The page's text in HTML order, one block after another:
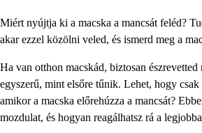
Miért nyújtja ki a macska a mancsát feléd?
akar ezzel közölni veled, és ismerd meg a
Ha van otthon macskád, biztosan
egyszerű, mint elsőre tűnik. Lehet, hogy
amikor a macska előrehúzza a mancsát?
mozdulat, és hogyan reagálhatsz rá a